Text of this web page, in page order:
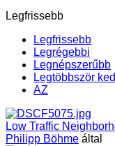
Legfrissebb
Legfrissebb
Legrégebbi
Legnépszerűbb
Legtöbbször
AZ
Low Traffic
Philipp Böhme által